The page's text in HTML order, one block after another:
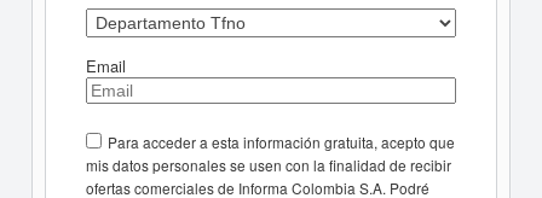
Email
Para acceder a esta información gratuita, acepto que
mis datos personales se usen con la finalidad de recibir
ofertas comerciales de Informa Colombia S.A. Podré